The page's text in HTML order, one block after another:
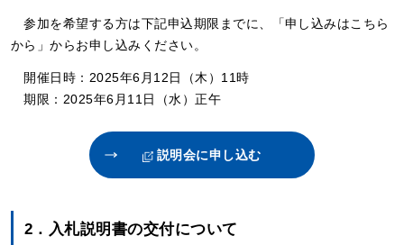
参加を希望する方は下記申込期限までに、「申し込みはこちら
から」からお申し込みください。
開催日時：2025年6月12日（木）11時
期限：2025年6月11日（水）正午
説明会に申し込む
2．入札説明書の交付について